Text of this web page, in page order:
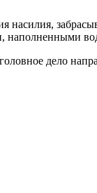
наполненными
дело